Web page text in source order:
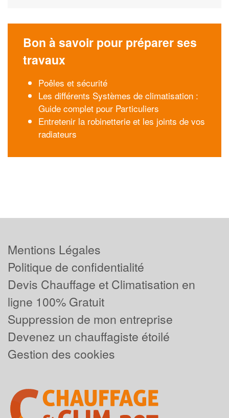
Bon à savoir pour préparer ses
travaux
Poêles et sécurité
Les différents Systèmes de climatisation :
Guide complet pour Particuliers
Entretenir la robinetterie et les joints de vos
radiateurs
Mentions Légales
Politique de confidentialité
Devis Chauffage et Climatisation en
ligne 100% Gratuit
Suppression de mon entreprise
Devenez un chauffagiste étoilé
Gestion des cookies